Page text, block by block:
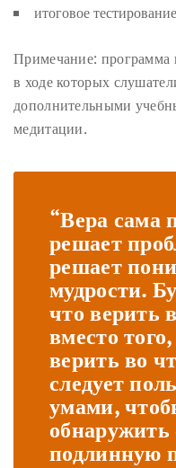
итоговое тестирование
Примечание: программа
в ходе которых
дополнительными
медитации.
“Вера сама
решает
решает
мудрости.
что верить
вместо
верить во
следует
умами,
обнаружить
подлинную